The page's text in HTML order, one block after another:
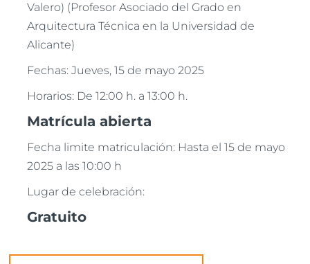
Valero) (Profesor Asociado del Grado en
Arquitectura Técnica en la Universidad de
Alicante)
Fechas: Jueves, 15 de mayo 2025
Horarios: De 12:00 h. a 13:00 h.
Matrícula abierta
Fecha limite matriculación: Hasta el 15 de mayo
2025 a las 10:00 h
Lugar de celebración:
Gratuito